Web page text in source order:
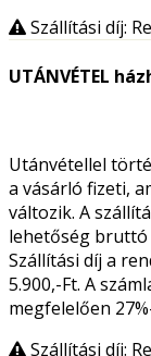
Szállítási díj:
UTÁNVÉTEL
Utánvétellel
a vásárló fizeti,
változik. A
lehetőség bruttó
Szállítási díj a
5.900,-Ft. A
megfelelően
Szállítási díj: